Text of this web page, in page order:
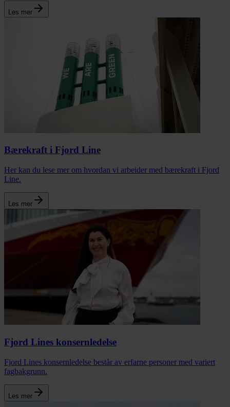
Les mer
Bærekraft i Fjord Line
Her kan du lese mer om hvordan vi arbeider med bærekraft i Fjord
Line.
Les mer
Fjord Lines konsernledelse
Fjord Lines konsernledelse består av erfarne personer med variert
fagbakgrunn.
Les mer